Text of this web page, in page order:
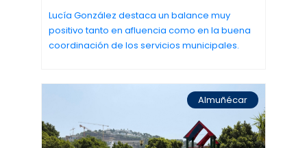
Lucía González destaca un balance muy
positivo tanto en afluencia como en la buena
coordinación de los servicios municipales.
Almuñécar